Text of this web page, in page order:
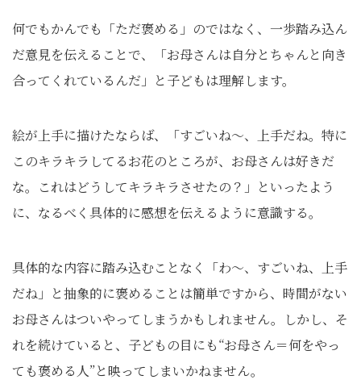
何でもかんでも「ただ褒める」のではなく、一歩踏み込ん
だ意見を伝えることで、「お母さんは自分とちゃんと向き
合ってくれているんだ」と子どもは理解します。
絵が上手に描けたならば、「すごいね～、上手だね。特に
このキラキラしてるお花のところが、お母さんは好きだ
な。これはどうしてキラキラさせたの？」といったよう
に、なるべく具体的に感想を伝えるように意識する。
具体的な内容に踏み込むことなく「わ～、すごいね、上手
だね」と抽象的に褒めることは簡単ですから、時間がない
お母さんはついやってしまうかもしれません。しかし、そ
れを続けていると、子どもの目にも“お母さん＝何をやっ
ても褒める人”と映ってしまいかねません。